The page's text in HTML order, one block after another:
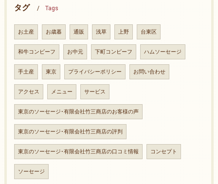
タグ Tags
お土産 お歳暮 通販 浅草 上野 台東区
和牛コンビーフ お中元 下町コンビーフ ハムソーセージ
手土産 東京 プライバシーポリシー お問い合わせ
アクセス メニュー サービス
東京のソーセージ･有限会社竹三商店のお客様の声
東京のソーセージ･有限会社竹三商店の評判
東京のソーセージ･有限会社竹三商店の口コミ情報 コンセプト
ソーセージ